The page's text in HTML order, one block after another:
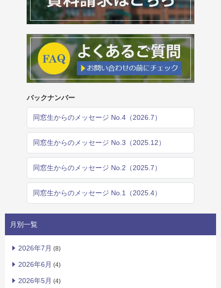
バックナンバー
同窓生からのメッセージ No.4（2026.7）
同窓生からのメッセージ No.3（2025.12）
同窓生からのメッセージ No.2（2025.7）
同窓生からのメッセージ No.1（2025.4）
月別一覧
2026年7月 (8)
2026年6月 (4)
2026年5月 (4)